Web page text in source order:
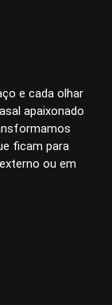
e cada olhar
apaixonado
ficam para
ou em